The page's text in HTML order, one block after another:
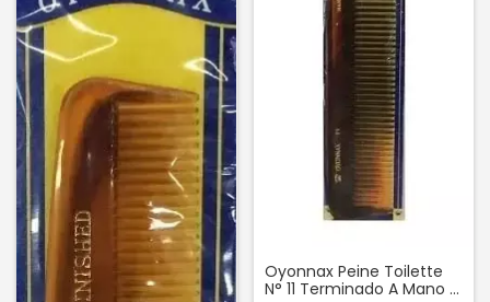
Oyonnax Peine Toilette
N° 11 Terminado A Mano 1